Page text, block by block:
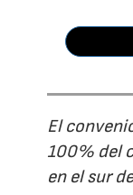
El
100% del
en el sur